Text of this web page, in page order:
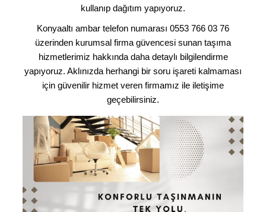
kullanıp dağıtım yapıyoruz.
Konyaaltı ambar telefon numarası 0553 766 03 76
üzerinden kurumsal firma güvencesi sunan taşıma
hizmetlerimiz hakkında daha detaylı bilgilendirme
yapıyoruz. Aklınızda herhangi bir soru işareti kalmaması
için güvenilir hizmet veren firmamız ile iletişime
geçebilirsiniz.